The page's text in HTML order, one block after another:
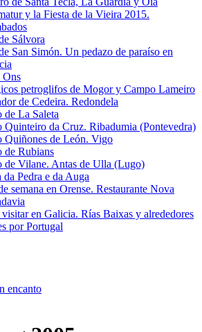
y la Fiesta de la Vieira 2015.
Sálvora
San Simón. Un pedazo de paraíso en
Ons
petroglifos de Mogor y Campo Lameiro
de Cedeira. Redondela
de La Saleta
Quinteiro da Cruz. Ribadumia (Pontevedra)
Quiñones de León. Vigo
de Rubians
de Vilane. Antas de Ulla (Lugo)
da Pedra e da Auga
semana en Orense. Restaurante Nova
en Galicia. Rías Baixas y alrededores
por Portugal
encanto